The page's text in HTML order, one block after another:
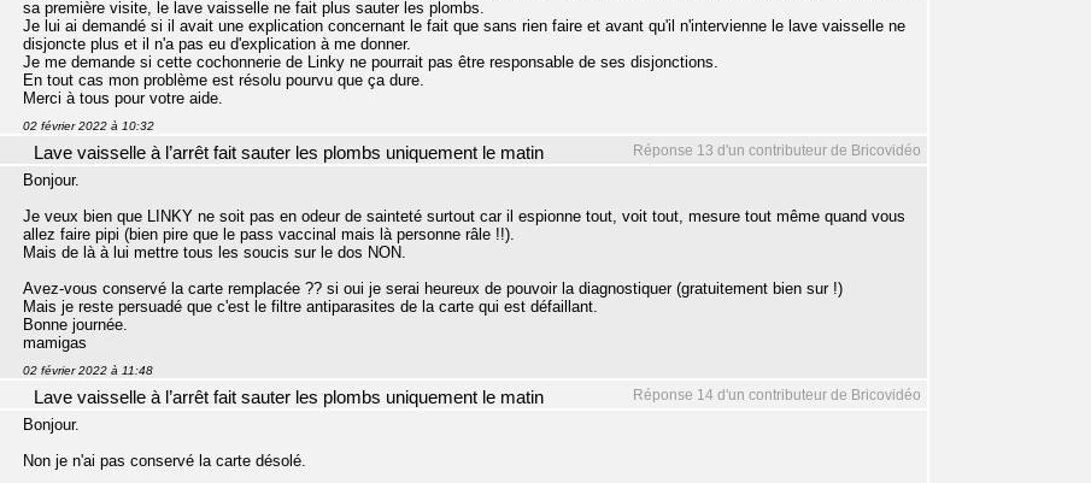
sa première visite, le lave vaisselle ne fait plus sauter les plombs.
Je lui ai demandé si il avait une explication concernant le fait que sans rien faire et avant qu'il n'intervienne le lave vaisselle ne
disjoncte plus et il n'a pas eu d'explication à me donner.
Je me demande si cette cochonnerie de Linky ne pourrait pas être responsable de ses disjonctions.
En tout cas mon problème est résolu pourvu que ça dure.
Merci à tous pour votre aide.
02 février 2022 à 10:32
Réponse 13 d'un contributeur de Bricovidéo
Lave vaisselle à l’arrêt fait sauter les plombs uniquement le matin
Bonjour.
Je veux bien que LINKY ne soit pas en odeur de sainteté surtout car il espionne tout, voit tout, mesure tout même quand vous
allez faire pipi (bien pire que le pass vaccinal mais là personne râle !!).
Mais de là à lui mettre tous les soucis sur le dos NON.
Avez-vous conservé la carte remplacée ?? si oui je serai heureux de pouvoir la diagnostiquer (gratuitement bien sur !)
Mais je reste persuadé que c'est le filtre antiparasites de la carte qui est défaillant.
Bonne journée.
mamigas
02 février 2022 à 11:48
Réponse 14 d'un contributeur de Bricovidéo
Lave vaisselle à l’arrêt fait sauter les plombs uniquement le matin
Bonjour.
Non je n'ai pas conservé la carte désolé.